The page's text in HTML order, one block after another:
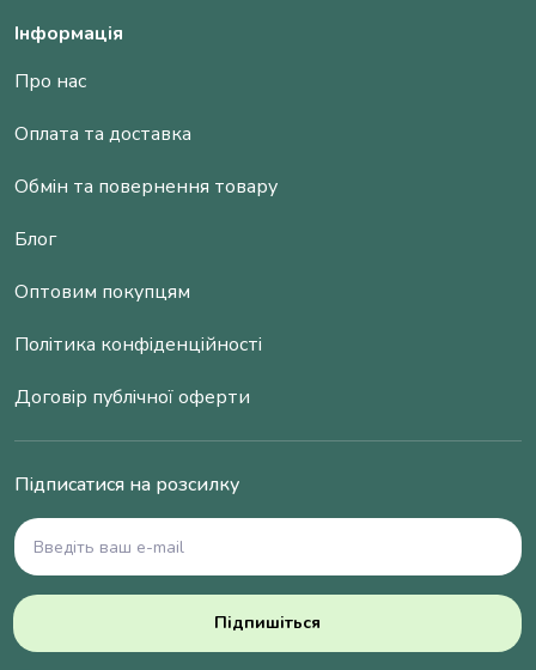
Інформація
Про нас
Оплата та доставка
Обмін та повернення товару
Блог
Оптовим покупцям
Політика конфіденційності
Договір публічної оферти
Підписатися на розсилку
Підпишіться